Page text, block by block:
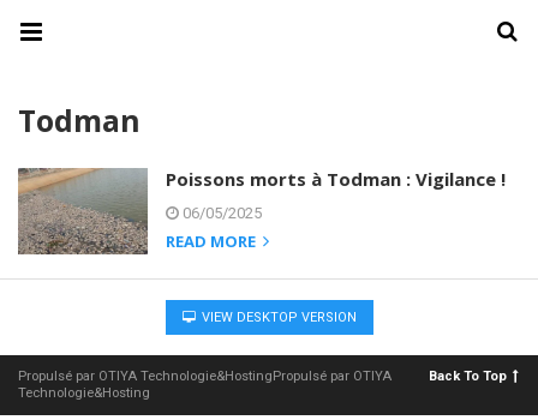
Todman
Poissons morts à Todman : Vigilance !
06/05/2025
READ MORE
VIEW DESKTOP VERSION
Propulsé par OTIYA Technologie&HostingPropulsé par OTIYA
Technologie&Hosting
Back To Top